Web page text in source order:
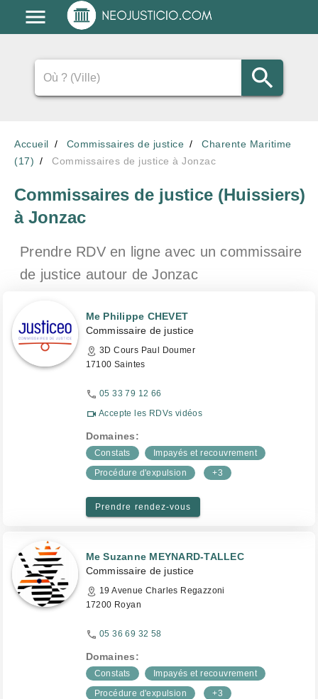
Accueil Commissaires de justice
Charente Maritime
(17)
Commissaires de justice à Jonzac
Commissaires de justice (Huissiers)
à Jonzac
Prendre RDV en ligne avec un commissaire
de justice autour de Jonzac
Me Philippe CHEVET
Commissaire de justice
3D Cours Paul Doumer
17100 Saintes
05 33 79 12 66
Accepte les RDVs vidéos
Domaines:
Constats
Impayés et recouvrement
Procédure d'expulsion
+3
Prendre rendez-vous
Me Suzanne MEYNARD-TALLEC
Commissaire de justice
19 Avenue Charles Regazzoni
17200 Royan
05 36 69 32 58
Domaines:
Constats
Impayés et recouvrement
Procédure d'expulsion
+3